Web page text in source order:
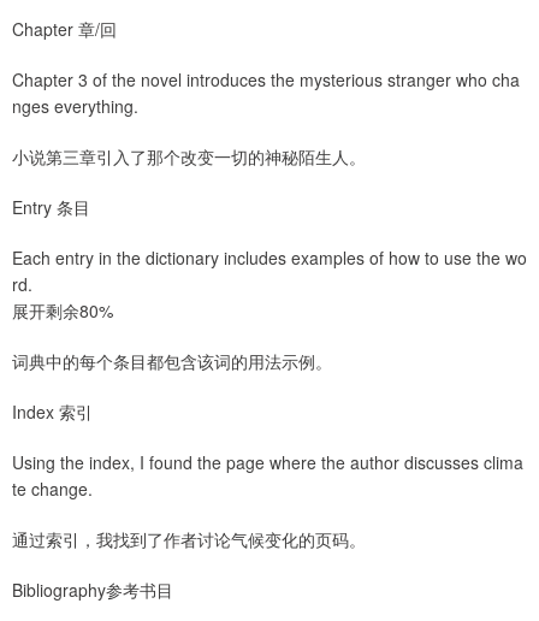
Chapter 章/回
Chapter 3 of the novel introduces the mysterious stranger who cha
nges everything.
小说第三章引入了那个改变一切的神秘陌生人。
Entry 条目
Each entry in the dictionary includes examples of how to use the wo
rd.
展开剩余80%
词典中的每个条目都包含该词的用法示例。
Index 索引
Using the index, I found the page where the author discusses clima
te change.
通过索引，我找到了作者讨论气候变化的页码。
Bibliography参考书目